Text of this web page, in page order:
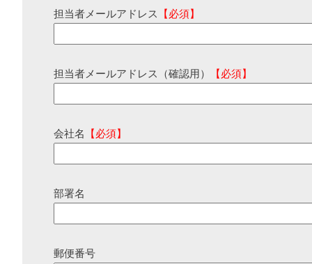
担当者メールアドレス 【必須】
担当者メールアドレス（確認用） 【必須】
会社名 【必須】
部署名
郵便番号